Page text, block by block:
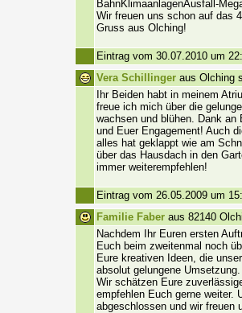
BahnKlimaanlagenAusfall-
Wir freuen uns schon auf das
Gruss aus Olching!
Eintrag vom 30.07.2010 um
Vera Schillinger aus Olching
Ihr Beiden habt in meinem
freue ich mich über die
wachsen und blühen. Dank
und Euer Engagement! Auch
alles hat geklappt wie am
über das Hausdach in den
immer weiterempfehlen!
Eintrag vom 26.05.2009 um
Familie Faber aus 82140
Nachdem Ihr Euren ersten
Euch beim zweitenmal noch
Eure kreativen Ideen, die
absolut gelungene Umsetzung.
Wir schätzen Eure
empfehlen Euch gerne weiter.
abgeschlossen und wir freuen